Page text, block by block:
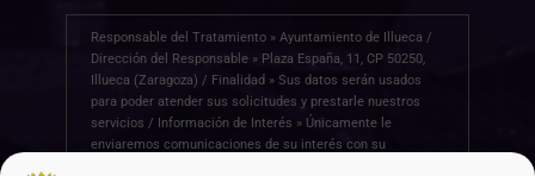
Responsable del Tratamiento » Ayuntamiento de Illueca /
Dirección del Responsable » Plaza España, 11, CP 50250,
Illueca (Zaragoza) / Finalidad » Sus datos serán usados
para poder atender sus solicitudes y prestarle nuestros
servicios / Información de Interés » Únicamente le
enviaremos comunicaciones de su interés con su